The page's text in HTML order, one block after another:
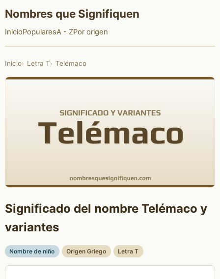
Nombres que Signifiquen
InicioPopularesA - ZPor origen
Inicio Letra T Telémaco
Significado del nombre Telémaco y
variantes
Nombre de niño Origen Griego Letra T